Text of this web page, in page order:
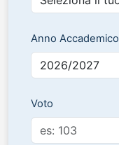
Anno Accademico
Voto